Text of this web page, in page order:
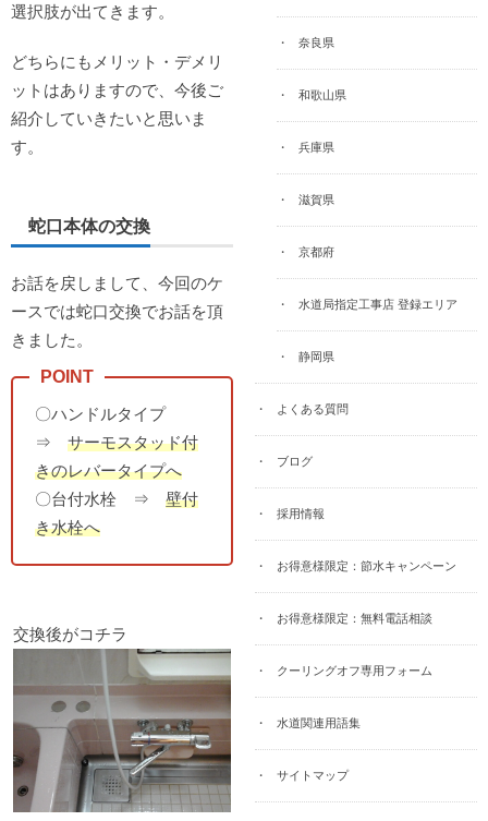
選択肢が出てきます。
どちらにもメリット・デメリ
ットはありますので、今後ご
紹介していきたいと思いま
す。
蛇口本体の交換
お話を戻しまして、今回のケ
ースでは蛇口交換でお話を頂
きました。
〇ハンドルタイプ
⇒ サーモスタッド付
きのレバータイプへ
〇台付水栓 ⇒ 壁付
き水栓へ
交換後がコチラ
奈良県
和歌山県
兵庫県
滋賀県
京都府
水道局指定工事店 登録エリア
静岡県
よくある質問
ブログ
採用情報
お得意様限定：節水キャンペーン
お得意様限定：無料電話相談
クーリングオフ専用フォーム
水道関連用語集
サイトマップ